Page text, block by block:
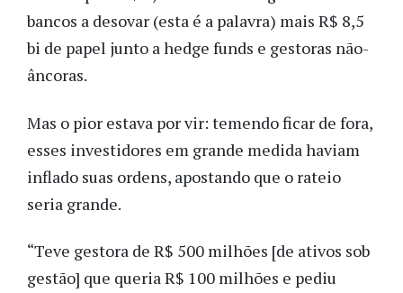
bancos a desovar (esta é a palavra) mais R$ 8,5
bi de papel junto a hedge funds e gestoras não-
âncoras.
Mas o pior estava por vir: temendo ficar de fora,
esses investidores em grande medida haviam
inflado suas ordens, apostando que o rateio
seria grande.
“Teve gestora de R$ 500 milhões [de ativos sob
gestão] que queria R$ 100 milhões e pediu